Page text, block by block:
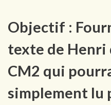
Objectif :
texte de Henri
CM2 qui
simplement lu